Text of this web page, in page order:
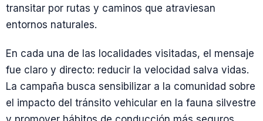
transitar por rutas y caminos que atraviesan
entornos naturales.
En cada una de las localidades visitadas, el mensaje
fue claro y directo: reducir la velocidad salva vidas.
La campaña busca sensibilizar a la comunidad sobre
el impacto del tránsito vehicular en la fauna silvestre